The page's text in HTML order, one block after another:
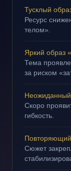
Тусклый
Ресурс
телом».
Яркий образ
Тема
за риском
Неожиданный
Скоро
гибкость.
Сюжет